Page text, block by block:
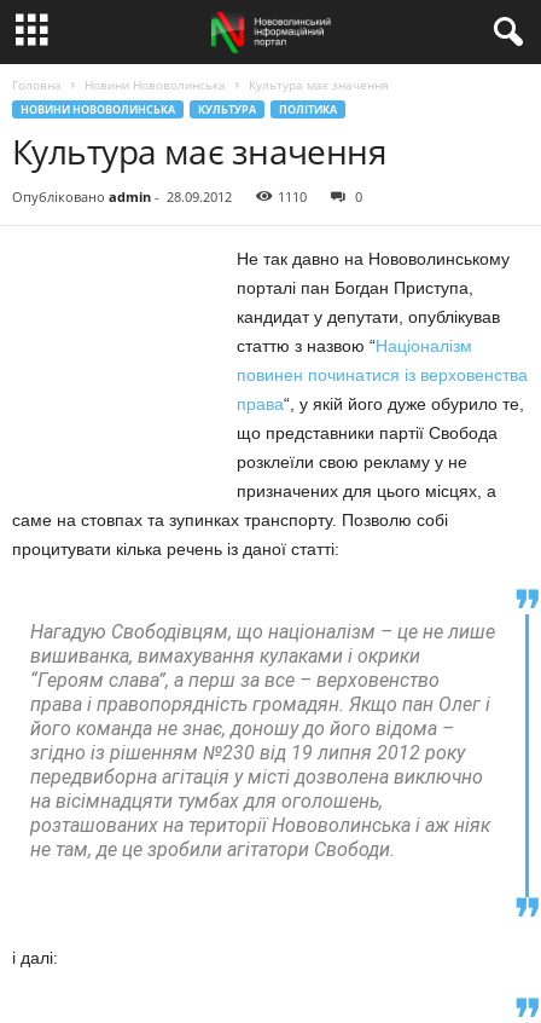
Головна Новини Нововолинська Культура має значення
НОВИНИ НОВОВОЛИНСЬКА КУЛЬТУРА ПОЛІТИКА
Культура має значення
Опубліковано admin - 28.09.2012 1110 0
Не так давно на Нововолинському
порталі пан Богдан Приступа,
кандидат у депутати, опублікував
статтю з назвою “Націоналізм
повинен починатися із верховенства
права“, у якій його дуже обурило те,
що представники партії Свобода
розклеїли свою рекламу у не
призначених для цього місцях, а
саме на стовпах та зупинках транспорту. Позволю собі
процитувати кілька речень із даної статті:
Нагадую Свободівцям, що націоналізм – це не лише
вишиванка, вимахування кулаками і окрики
“Героям слава”, а перш за все – верховенство
права і правопорядність громадян. Якщо пан Олег і
його команда не знає, доношу до його відома –
згідно із рішенням №230 від 19 липня 2012 року
передвиборна агітація у місті дозволена виключно
на вісімнадцяти тумбах для оголошень,
розташованих на території Нововолинська і аж ніяк
не там, де це зробили агітатори Свободи.
і далі: